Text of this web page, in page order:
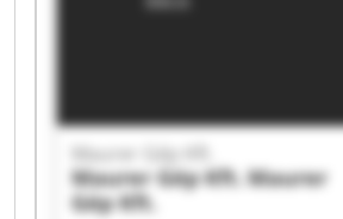
Maurer Gép Kft.
Maurer Gép Kft. Maurer
Gép Kft.